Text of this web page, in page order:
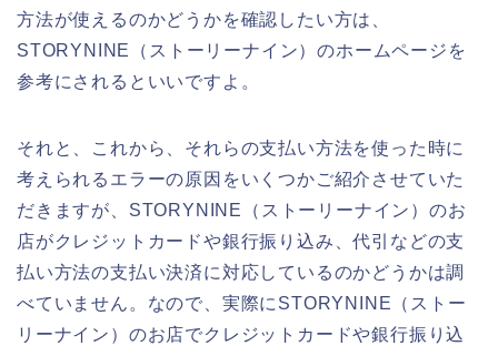
方法が使えるのかどうかを確認したい方は、
STORYNINE（ストーリーナイン）のホームページを
参考にされるといいですよ。
それと、これから、それらの支払い方法を使った時に
考えられるエラーの原因をいくつかご紹介させていた
だきますが、STORYNINE（ストーリーナイン）のお
店がクレジットカードや銀行振り込み、代引などの支
払い方法の支払い決済に対応しているのかどうかは調
べていません。なので、実際にSTORYNINE（ストー
リーナイン）のお店でクレジットカードや銀行振り込